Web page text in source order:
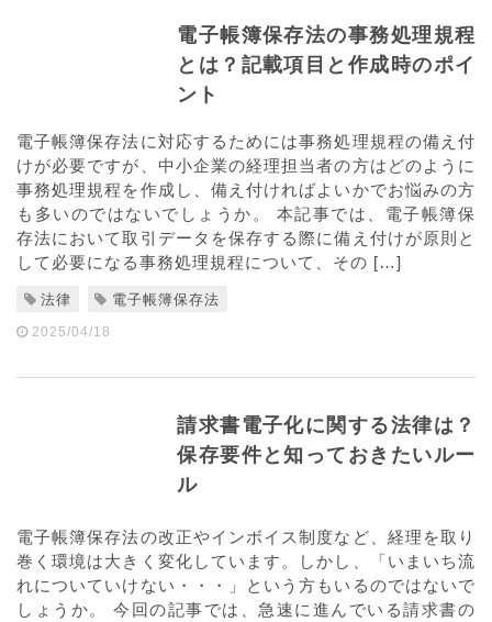
電子帳簿保存法の事務処理規程
とは？記載項目と作成時のポイ
ント
電子帳簿保存法に対応するためには事務処理規程の備え付
けが必要ですが、中小企業の経理担当者の方はどのように
事務処理規程を作成し、備え付ければよいかでお悩みの方
も多いのではないでしょうか。 本記事では、電子帳簿保
存法において取引データを保存する際に備え付けが原則と
して必要になる事務処理規程について、その […]
法律 電子帳簿保存法
2025/04/18
請求書電子化に関する法律は？
保存要件と知っておきたいルー
ル
電子帳簿保存法の改正やインボイス制度など、経理を取り
巻く環境は大きく変化しています。しかし、「いまいち流
れについていけない・・・」という方もいるのではないで
しょうか。 今回の記事では、急速に進んでいる請求書の